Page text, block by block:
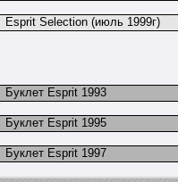
Esprit Selection (июль 1999г)
Буклет Esprit 1993
Буклет Esprit 1995
Буклет Esprit 1997